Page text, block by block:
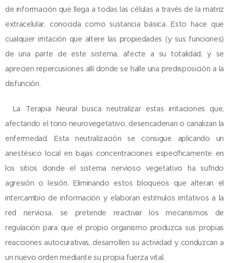
de información que llega a todas las células a través de la matriz
extracelular, conocida como sustancia básica. Esto hace que
cualquier irritación que altere las propiedades (y sus funciones)
de una parte de este sistema, afecte a su totalidad, y se
aprecien repercusiones allí donde se halle una predisposición a la
disfunción.
La Terapia Neural busca neutralizar estas irritaciones que,
afectando el tono neurovegetativo, desencadenan o canalizan la
enfermedad. Esta neutralización se consigue aplicando un
anestésico local en bajas concentraciones específicamente en
los sitios donde el sistema nervioso vegetativo ha sufrido
agresión o lesión. Eliminando estos bloqueos que alteran el
intercambio de información y elaboran estímulos irritativos a la
red nerviosa, se pretende reactivar los mecanismos de
regulación para que el propio organismo produzca sus propias
reacciones autocurativas, desarrollen su actividad y conduzcan a
un nuevo orden mediante su propia fuerza vital.